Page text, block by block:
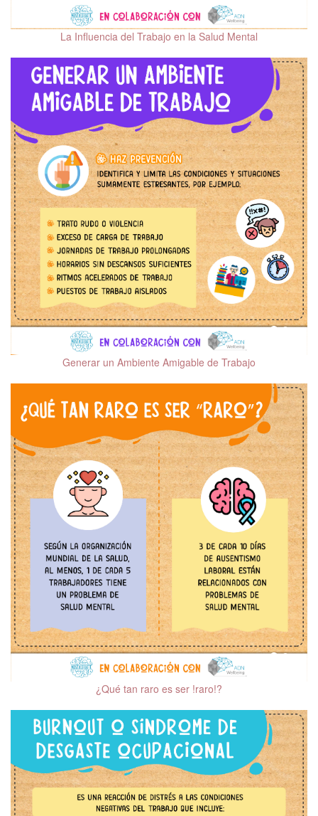
Salud mental y VIH
Sexualidad y salud
mental
Salud mental y
climaterio
Salud mental en la
persona mayor
Trastornos del
neurodesarrollo en la
infancia y la edad adulta
Salud mental en
adolescentes
Cine y salud mental
Mindfulness
Psicooncología
Tratamientos
neurodesarrollo
Salud mental en
población migrante
Beneficios de las
mascotas en la salud
mental
Salud mental de la
mujer
Salud Mental Perinatal
Diversidad sexual y
salud mental
Memoria, deterioro
cognitivo y demencias
Trastorno Obsesivo
Compulsivo (TOC)
Adaptación al
confinamiento por COVID-
19
Distorsiones cognitivas
La Influencia del Trabajo en la Salud Mental
Generar un Ambiente Amigable de Trabajo
¿Qué tan raro es ser !raro!?